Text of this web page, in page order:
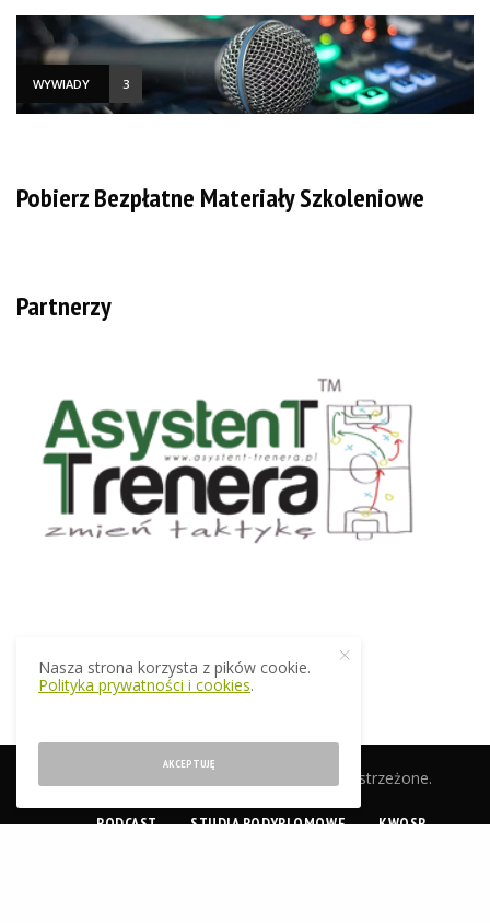
WYWIADY 3
Pobierz Bezpłatne Materiały Szkoleniowe
Partnerzy
© 2019 EkstraTrener.pl. Wszelkie prawa zastrzeżone.
PODCAST STUDIA PODYPLOMOWE KWOSP
Nasza strona korzysta z pików cookie.
Polityka prywatności i cookies.
AKCEPTUJĘ